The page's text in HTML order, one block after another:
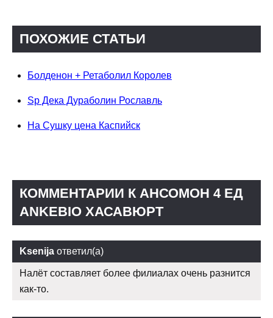
ПОХОЖИЕ СТАТЬИ
Болденон + Ретаболил Королев
Sp Дека Дураболин Рославль
На Сушку цена Каспийск
КОММЕНТАРИИ К АНСОМОН 4 ЕД
ANKEBIO ХАСАВЮРТ
Ksenija ответил(а)
Налёт составляет более филиалах очень разнится
как-то.